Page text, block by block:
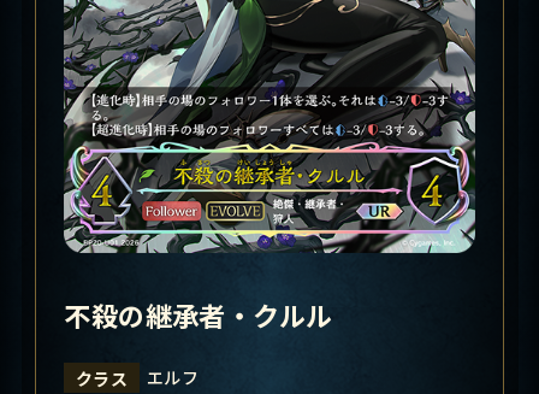
不殺の継承者・クルル
クラス
エルフ